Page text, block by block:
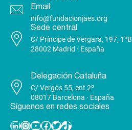
Email
info@fundacionjaes.org
Sede central
C/ Príncipe de Vergara, 197, 1ºB
28002 Madrid · España
Delegación Cataluña
C/ Vergós 55, ent 2º
08017 Barcelona · España
Síguenos en redes sociales
Linkedin Instagram YouTube Facebook Twitter TikTok